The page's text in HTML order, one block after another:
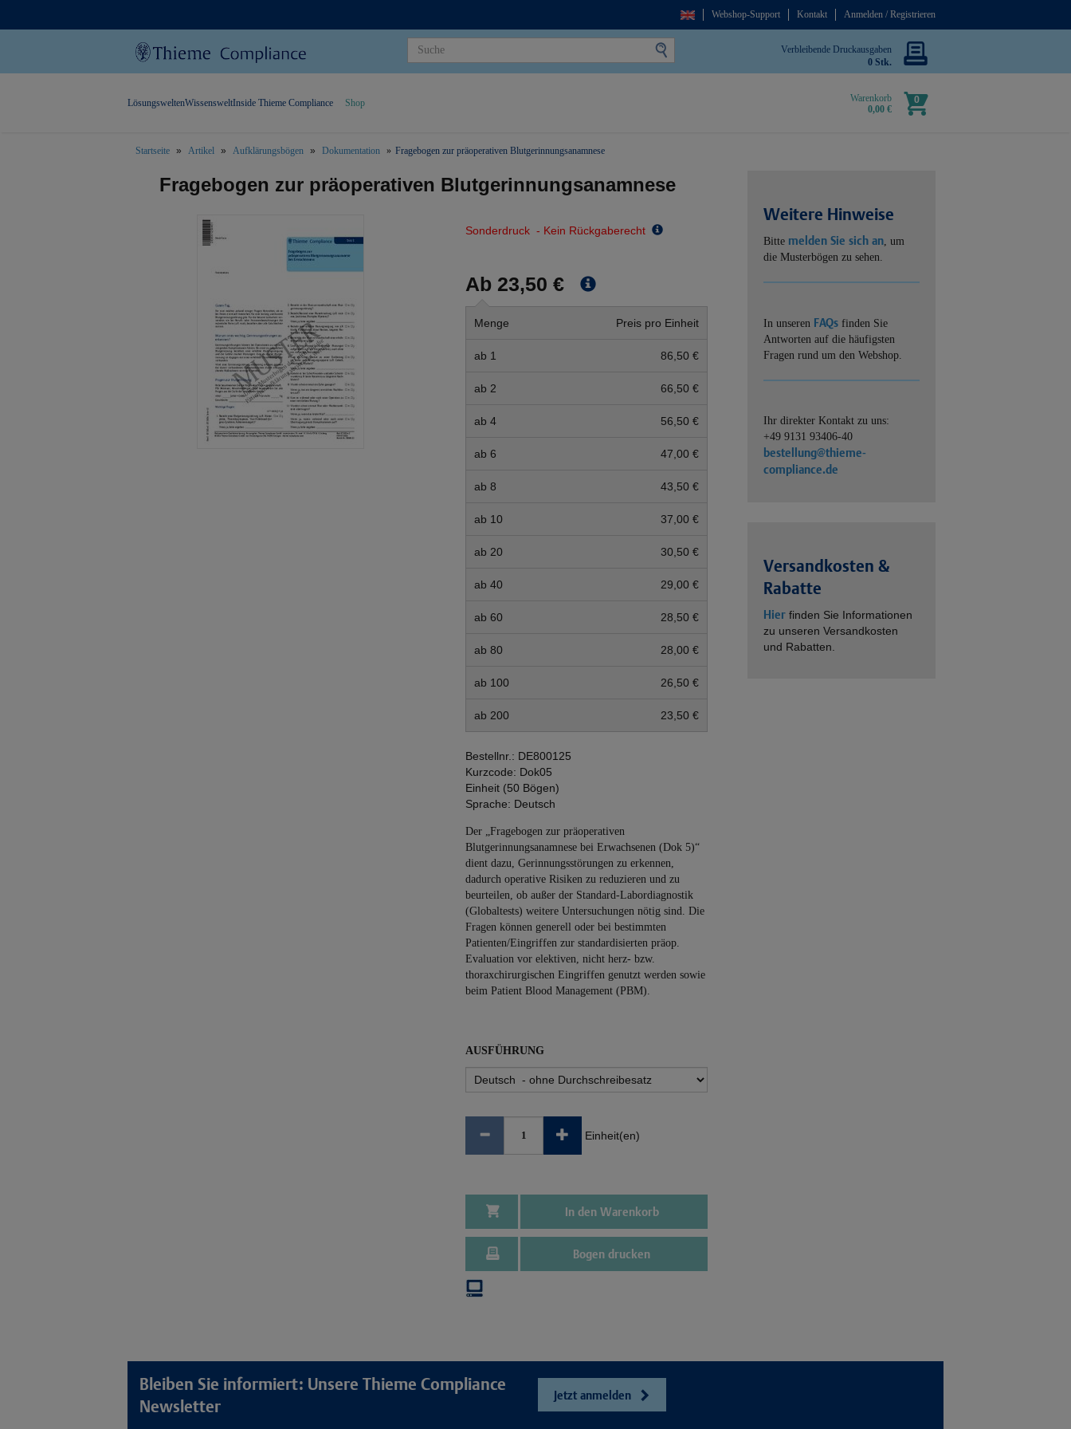
Webshop-Support Kontakt Anmelden / Registrieren
Verbleibende Druckausgaben
0 Stk.
Warenkorb
0,00 €
0
LösungsweltenWissensweltInside Thieme Compliance Shop
Startseite Artikel Aufklärungsbögen Dokumentation Fragebogen zur präoperativen Blutgerinnungsanamnese
Fragebogen zur präoperativen Blutgerinnungsanamnese
Sonderdruck - Kein Rückgaberecht
Ab 23,50 €
Menge Preis pro Einheit
ab 1 86,50 €
ab 2 66,50 €
ab 4 56,50 €
ab 6 47,00 €
ab 8 43,50 €
ab 10 37,00 €
ab 20 30,50 €
ab 40 29,00 €
ab 60 28,50 €
ab 80 28,00 €
ab 100 26,50 €
ab 200 23,50 €
Bestellnr.: DE800125
Kurzcode: Dok05
Einheit (50 Bögen)
Sprache: Deutsch
Der „Fragebogen zur präoperativen
Blutgerinnungsanamnese bei Erwachsenen (Dok 5)“
dient dazu, Gerinnungsstörungen zu erkennen,
dadurch operative Risiken zu reduzieren und zu
beurteilen, ob außer der Standard-Labordiagnostik
(Globaltests) weitere Untersuchungen nötig sind. Die
Fragen können generell oder bei bestimmten
Patienten/Eingriffen zur standardisierten präop.
Evaluation vor elektiven, nicht herz- bzw.
thoraxchirurgischen Eingriffen genutzt werden sowie
beim Patient Blood Management (PBM).
AUSFÜHRUNG
Einheit(en)
In den Warenkorb
Bogen drucken
Weitere Hinweise
Bitte melden Sie sich an, um
die Musterbögen zu sehen.
In unseren FAQs finden Sie
Antworten auf die häufigsten
Fragen rund um den Webshop.
Ihr direkter Kontakt zu uns:
+49 9131 93406-40
bestellung@thieme-
compliance.de
Versandkosten &
Rabatte
Hier finden Sie Informationen
zu unseren Versandkosten
und Rabatten.
Bleiben Sie informiert: Unsere Thieme Compliance
Newsletter
Jetzt anmelden